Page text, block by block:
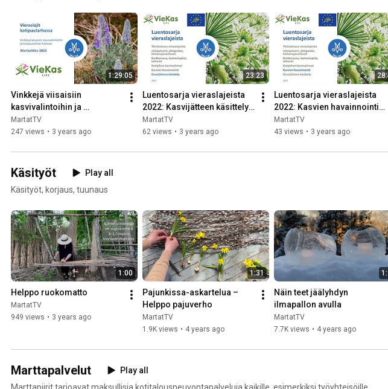
1:29:05
Vinkkejä viisaisiin
kasvivalintoihin ja
kotipuutarhan hoitoon -
luento 8.5.2023
MartatTV
247 views • 3 years ago
23:23
Luentosarja vieraslajeista
2022: Kasvijätteen käsittely
(osa 6)
MartatTV
62 views • 3 years ago
Luentosarja vieraslajeista
2022: Kasvien havainnointi
(osa 5)
MartatTV
43 views • 3 years ago
Käsityöt
Play all
Käsityöt, korjaus, tuunaus
1:00
Helppo ruokomatto
MartatTV
949 views • 3 years ago
1:31
Pajunkissa-askartelua –
Helppo pajuverho
MartatTV
1.9K views • 4 years ago
Näin teet jäälyhdyn
ilmapallon avulla
MartatTV
7.7K views • 4 years ago
Marttapalvelut
Play all
Marttapiirit tarjoavat maksullisia kotitalousneuvontapalveluja kaikille, esimerkiksi työyhteisöille,